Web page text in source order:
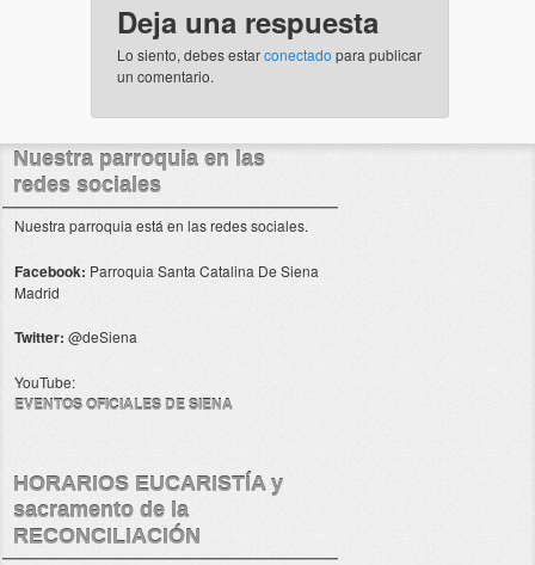
Deja una respuesta
Lo siento, debes estarconectado para publicar
un comentario.
Nuestra parroquia en las
redes sociales
Nuestra parroquia está en las redes sociales.
Facebook: Parroquia Santa Catalina De Siena
Madrid
Twitter: @deSiena
YouTube:
EVENTOS OFICIALES DE SIENA
HORARIOS EUCARISTÍA y
sacramento de la
RECONCILIACIÓN